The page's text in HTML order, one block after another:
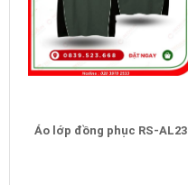
Áo lớp đồng phục RS-AL23